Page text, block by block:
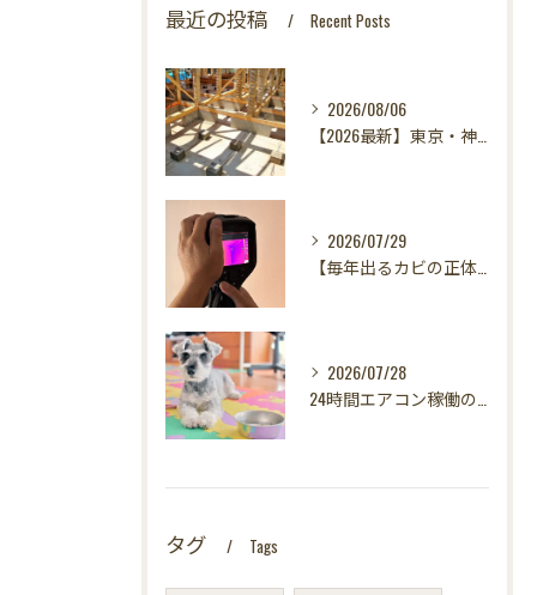
最近の投稿 Recent Posts
2026/08/06
2026/07/29
2026/07/28
タグ Tags